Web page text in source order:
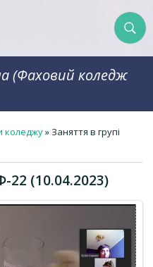
(Фаховий коледж
коледжу» Заняття в групі
22 (10.04.2023)